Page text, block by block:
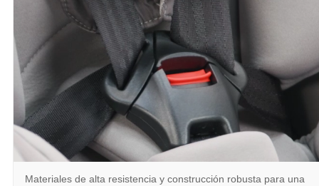
Materiales de alta resistencia y construcción robusta para una